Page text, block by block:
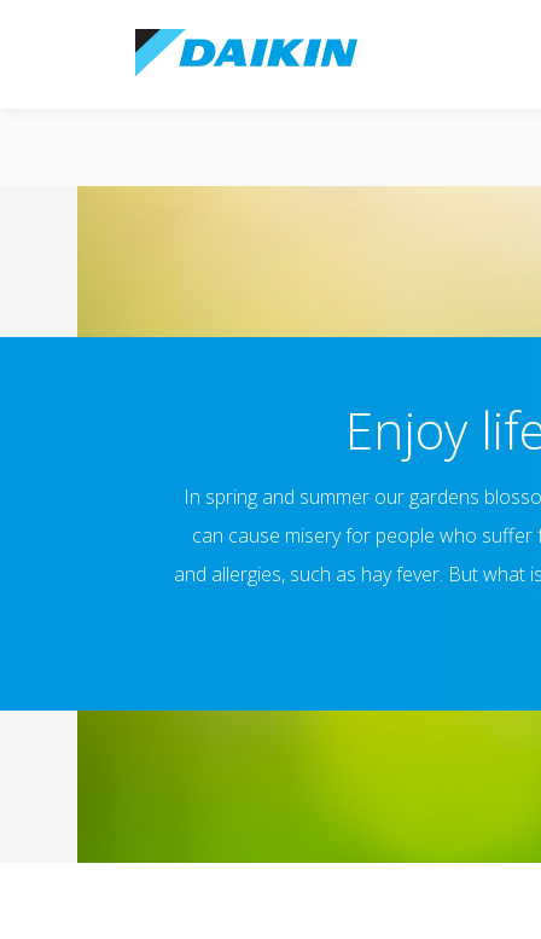
Enjoy
In spring and summer our gardens
can cause misery for people who
and allergies, such as hay fever. But